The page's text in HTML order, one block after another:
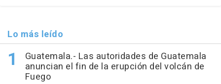
Lo más leído
Guatemala.- Las autoridades de Guatemala
anuncian el fin de la erupción del volcán de
Fuego